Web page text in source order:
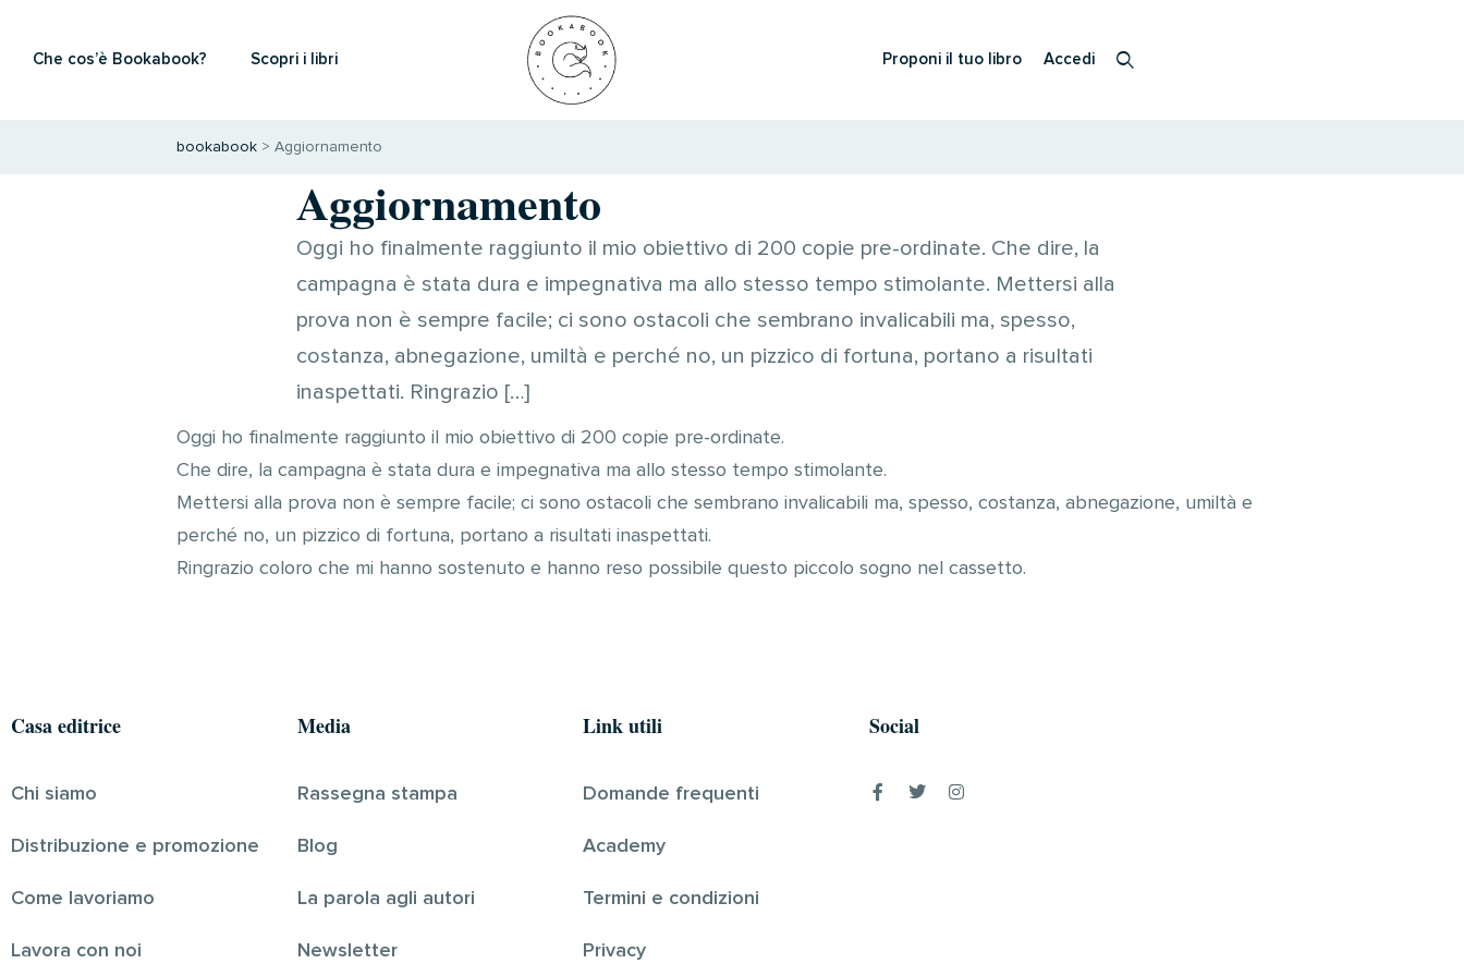
Che cos’è Bookabook? Scopri i libri Proponi il tuo libro Accedi
bookabook > Aggiornamento
Aggiornamento
Oggi ho finalmente raggiunto il mio obiettivo di 200 copie pre-ordinate. Che dire, la
campagna è stata dura e impegnativa ma allo stesso tempo stimolante. Mettersi alla
prova non è sempre facile; ci sono ostacoli che sembrano invalicabili ma, spesso,
costanza, abnegazione, umiltà e perché no, un pizzico di fortuna, portano a risultati
inaspettati. Ringrazio […]
Oggi ho finalmente raggiunto il mio obiettivo di 200 copie pre-ordinate.
Che dire, la campagna è stata dura e impegnativa ma allo stesso tempo stimolante.
Mettersi alla prova non è sempre facile; ci sono ostacoli che sembrano invalicabili ma, spesso, costanza, abnegazione, umiltà e
perché no, un pizzico di fortuna, portano a risultati inaspettati.
Ringrazio coloro che mi hanno sostenuto e hanno reso possibile questo piccolo sogno nel cassetto.
Casa editrice
Chi siamo
Distribuzione e promozione
Come lavoriamo
Lavora con noi
Media
Rassegna stampa
Blog
La parola agli autori
Newsletter
Link utili
Domande frequenti
Academy
Termini e condizioni
Privacy
Social